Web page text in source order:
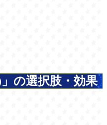
」の選択肢・効果